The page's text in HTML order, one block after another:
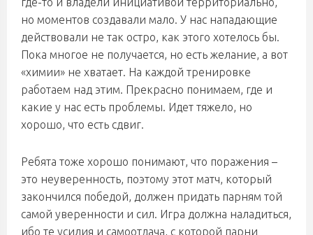
но моментов создавали мало. У нас нападающие
действовали не так остро, как этого хотелось бы.
Пока многое не получается, но есть желание, а вот
«химии» не хватает. На каждой тренировке
работаем над этим. Прекрасно понимаем, где и
какие у нас есть проблемы. Идет тяжело, но
хорошо, что есть сдвиг.
Ребята тоже хорошо понимают, что поражения –
это неуверенность, поэтому этот матч, который
закончился победой, должен придать парням той
самой уверенности и сил. Игра должна наладиться,
ибо те усилия и самоотдача, с которой парни